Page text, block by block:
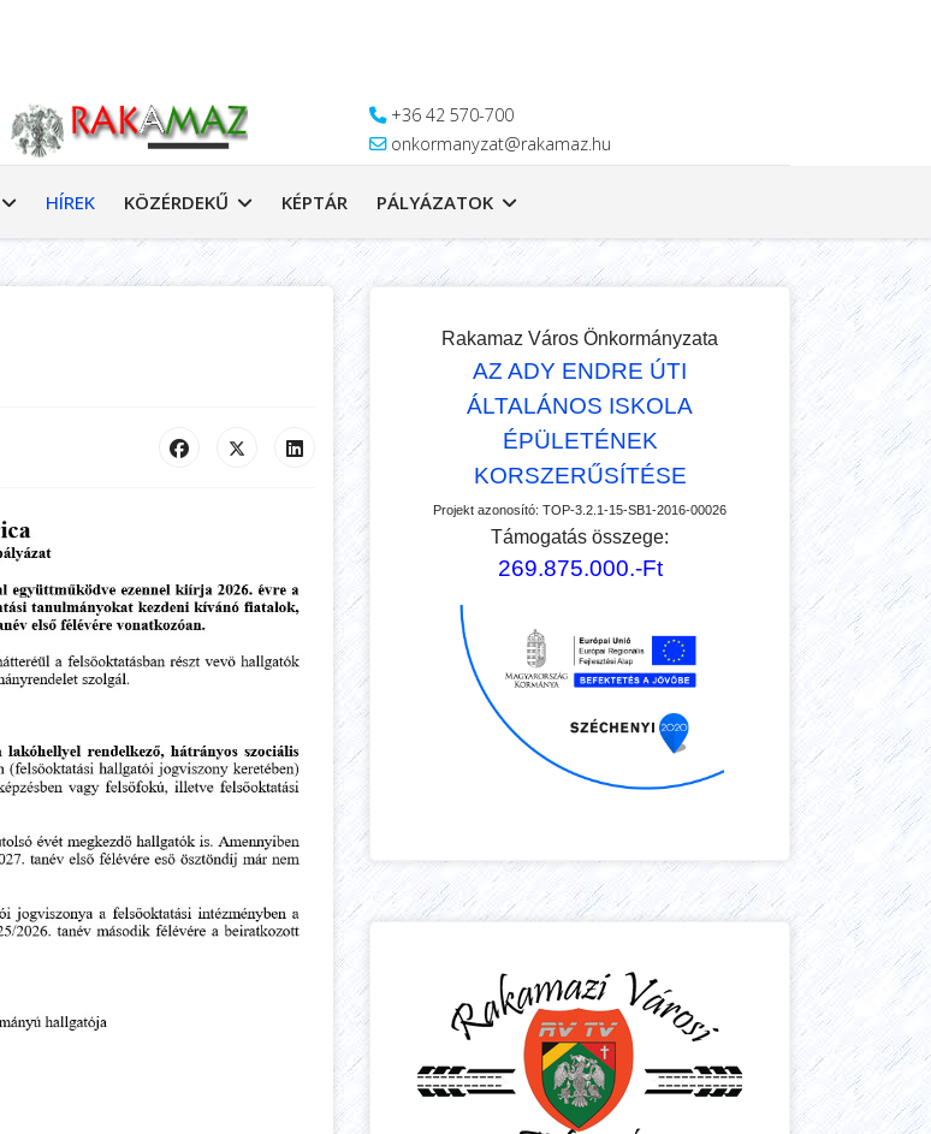
+36 42 570-700
onkormanyzat@rakamaz.hu
HÍREK KÖZÉRDEKŰ KÉPTÁR PÁLYÁZATOK
Rakamaz Város Önkormányzata
AZ ADY ENDRE ÚTI
ÁLTALÁNOS ISKOLA
ÉPÜLETÉNEK
KORSZERŰSÍTÉSE
Projekt azonosító: TOP-3.2.1-15-SB1-2016-00026
Támogatás összege:
269.875.000.-Ft